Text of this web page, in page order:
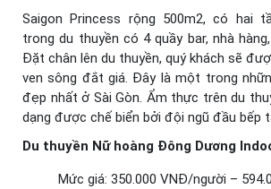
Saigon Princess rộng 500m2, có hai
trong du thuyền có 4 quầy bar, nhà
Đặt chân lên du thuyền, quý khách sẽ
ven sông đắt giá. Đây là một trong
đẹp nhất ở Sài Gòn. Ẩm thực trên du
dạng được chế biển bởi đội ngũ đầu bếp
Du thuyền Nữ hoàng Đông Dương
Mức giá: 350.000 VNĐ/người –